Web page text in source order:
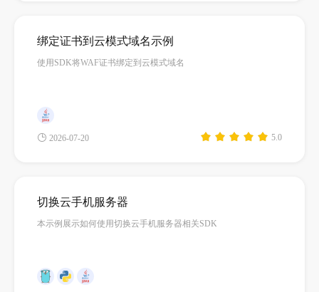
绑定证书到云模式域名示例
使用SDK将WAF证书绑定到云模式域名
2026-07-20 5.0
切换云手机服务器
本示例展示如何使用切换云手机服务器相关SDK